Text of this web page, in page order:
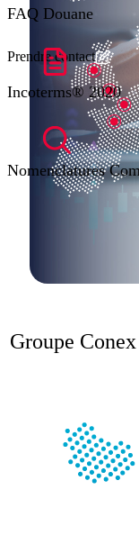
Prendre contact
Groupe
FAQ Douane
Incoterms® 2020
Nomenclatures